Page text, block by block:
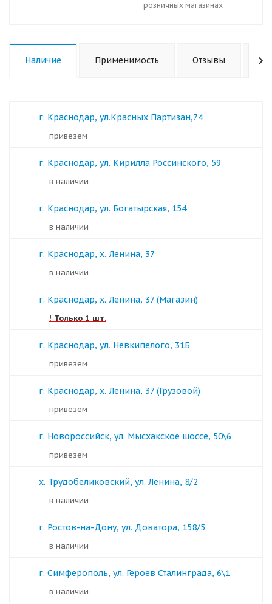
розничных магазинах
Наличие Применимость Отзывы
г. Краснодар, ул.Красных Партизан,74
Привезем
г. Краснодар, ул. Кирилла Россинского, 59
в наличии
г. Краснодар, ул. Богатырская, 154
в наличии
г. Краснодар, х. Ленина, 37
в наличии
г. Краснодар, х. Ленина, 37 (Магазин)
! Только 1 шт.
г. Краснодар, ул. Невкипелого, 31Б
Привезем
г. Краснодар, х. Ленина, 37 (Грузовой)
Привезем
г. Новороссийск, ул. Мысхакское шоссе, 50\6
Привезем
х. Трудобеликовский, ул. Ленина, 8/2
в наличии
г. Ростов-на-Дону, ул. Доватора, 158/5
в наличии
г. Симферополь, ул. Героев Сталинграда, 6\1
в наличии